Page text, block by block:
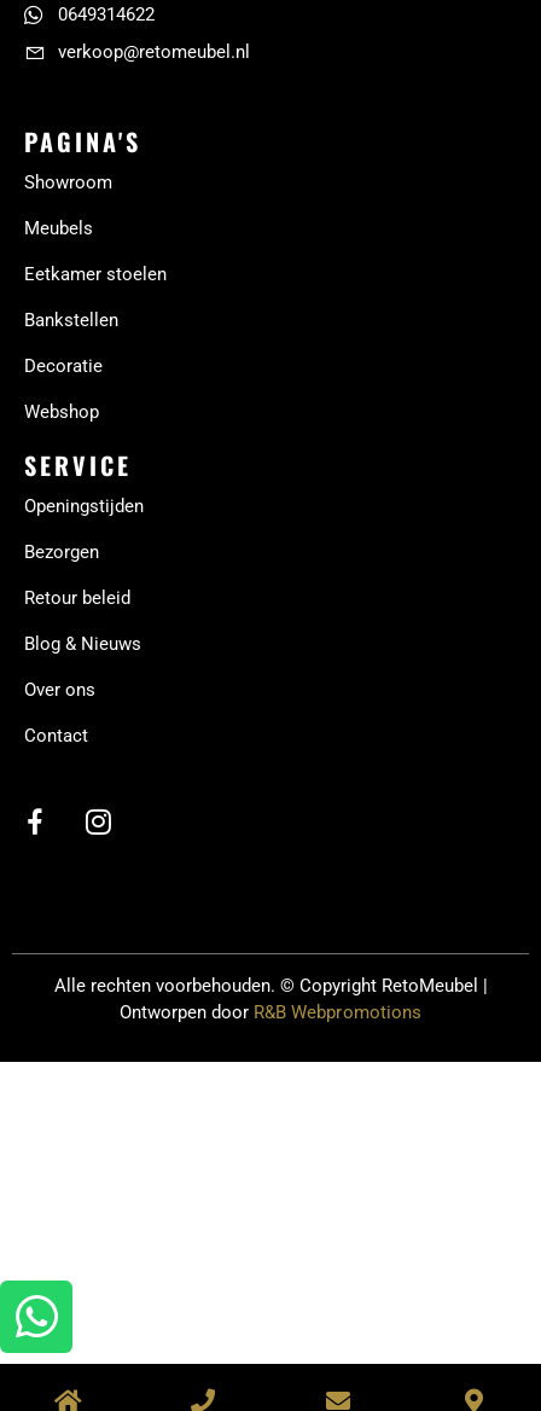
0649314622
verkoop@retomeubel.nl
PAGINA'S
Showroom
Meubels
Eetkamer stoelen
Bankstellen
Decoratie
Webshop
SERVICE
Openingstijden
Bezorgen
Retour beleid
Blog & Nieuws
Over ons
Contact
Alle rechten voorbehouden. © Copyright RetoMeubel |
Ontworpen door R&B Webpromotions